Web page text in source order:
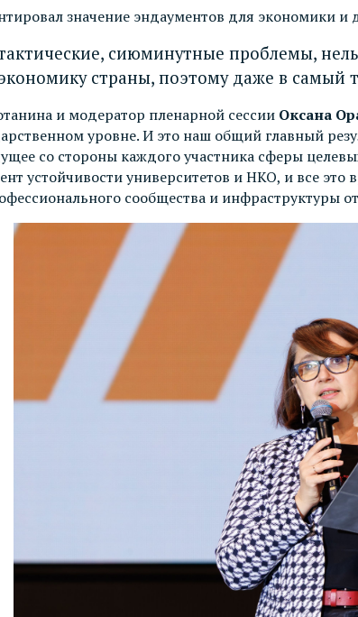
значение эндаументов для экономики и
сиюминутные проблемы,
страны, поэтому даже в самый
и модератор пленарной сессии Оксана
уровне. И это наш общий главный
со стороны каждого участника сферы
устойчивости университетов и НКО, и все
сообщества и инфраструктуры